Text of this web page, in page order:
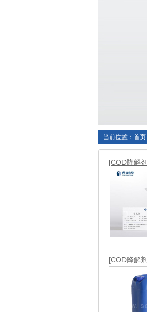
当前位置： 首页
[COD降解剂
[COD降解剂